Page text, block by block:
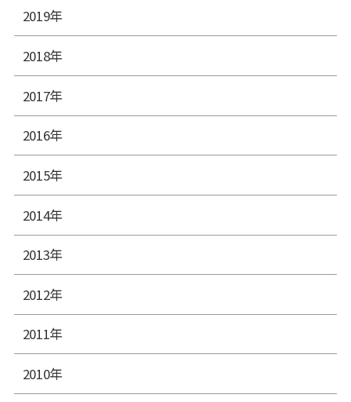
2019年
2018年
2017年
2016年
2015年
2014年
2013年
2012年
2011年
2010年